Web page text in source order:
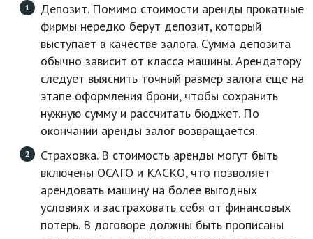
Депозит. Помимо стоимости аренды прокатные
фирмы нередко берут депозит, который
выступает в качестве залога. Сумма депозита
обычно зависит от класса машины. Арендатору
следует выяснить точный размер залога еще на
этапе оформления брони, чтобы сохранить
нужную сумму и рассчитать бюджет. По
окончании аренды залог возвращается.
Страховка. В стоимость аренды могут быть
включены ОСАГО и КАСКО, что позволяет
арендовать машину на более выгодных
условиях и застраховать себя от финансовых
потерь. В договоре должны быть прописаны